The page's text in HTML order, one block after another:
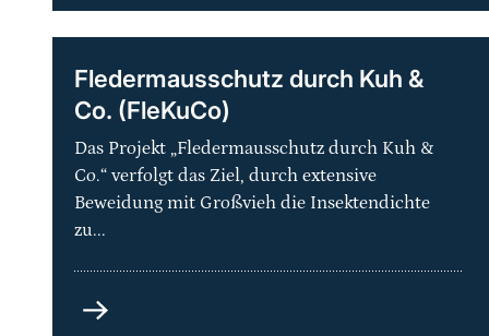
–
Schutz
Metapopulation
und
ihrer
Lebensräume
in
Deutschland
Fledermausschutz durch Kuh &
Co. (FleKuCo)
Das Projekt „Fledermausschutz durch Kuh &
Co.“ verfolgt das Ziel, durch extensive
Beweidung mit Großvieh die Insektendichte
zu...
Fledermausschutz